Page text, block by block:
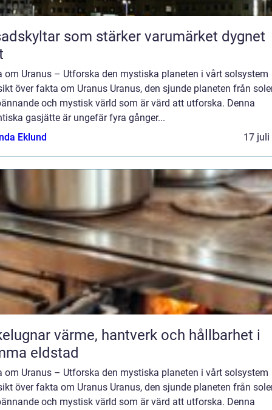
som stärker varumärket dygnet
om Uranus – Utforska den mystiska planeten i vårt solsystem
över fakta om Uranus Uranus, den sjunde planeten från
och mystisk värld som är värd att utforska. Denna
gasjätte är ungefär fyra gånger...
Eklund
17 juli
hantverk och hållbarhet i
eldstad
om Uranus – Utforska den mystiska planeten i vårt solsystem
över fakta om Uranus Uranus, den sjunde planeten från
och mystisk värld som är värd att utforska. Denna